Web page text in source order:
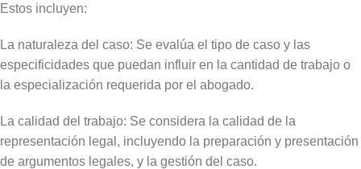
Estos incluyen:
La naturaleza del caso: Se evalúa el tipo de caso y las
especificidades que puedan influir en la cantidad de trabajo o
la especialización requerida por el abogado.
La calidad del trabajo: Se considera la calidad de la
representación legal, incluyendo la preparación y presentación
de argumentos legales, y la gestión del caso.